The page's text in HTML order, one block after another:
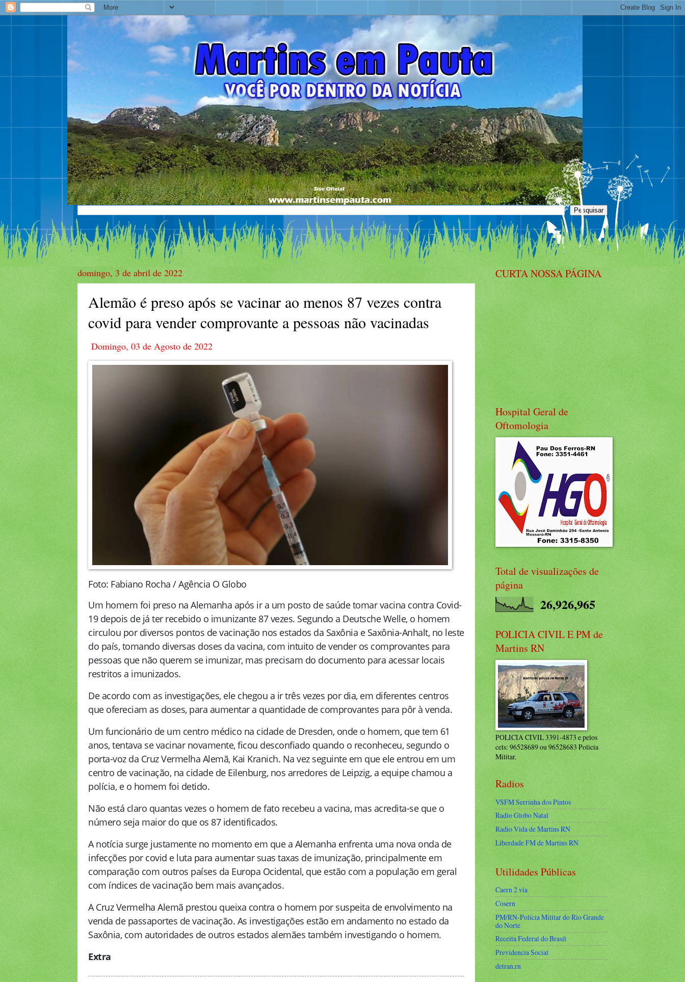
domingo, 3 de abril de 2022
Alemão é preso após se vacinar ao menos 87 vezes contra
covid para vender comprovante a pessoas não vacinadas
Domingo, 03 de Agosto de 2022
Foto: Fabiano Rocha / Agência O Globo
Um homem foi preso na Alemanha após ir a um posto de saúde tomar vacina contra Covid-
19 depois de já ter recebido o imunizante 87 vezes. Segundo a Deutsche Welle, o homem
circulou por diversos pontos de vacinação nos estados da Saxônia e Saxônia-Anhalt, no leste
do país, tomando diversas doses da vacina, com intuito de vender os comprovantes para
pessoas que não querem se imunizar, mas precisam do documento para acessar locais
restritos a imunizados.
De acordo com as investigações, ele chegou a ir três vezes por dia, em diferentes centros
que ofereciam as doses, para aumentar a quantidade de comprovantes para pôr à venda.
Um funcionário de um centro médico na cidade de Dresden, onde o homem, que tem 61
anos, tentava se vacinar novamente, ficou desconfiado quando o reconheceu, segundo o
porta-voz da Cruz Vermelha Alemã, Kai Kranich. Na vez seguinte em que ele entrou em um
centro de vacinação, na cidade de Eilenburg, nos arredores de Leipzig, a equipe chamou a
polícia, e o homem foi detido.
Não está claro quantas vezes o homem de fato recebeu a vacina, mas acredita-se que o
número seja maior do que os 87 identificados.
A notícia surge justamente no momento em que a Alemanha enfrenta uma nova onda de
infecções por covid e luta para aumentar suas taxas de imunização, principalmente em
comparação com outros países da Europa Ocidental, que estão com a população em geral
com índices de vacinação bem mais avançados.
A Cruz Vermelha Alemã prestou queixa contra o homem por suspeita de envolvimento na
venda de passaportes de vacinação. As investigações estão em andamento no estado da
Saxônia, com autoridades de outros estados alemães também investigando o homem.
Extra
CURTA NOSSA PÁGINA
Hospital Geral de
Oftomologia
Total de visualizações de
página
26,926,965
POLICIA CIVIL E PM de
Martins RN
POLICIA CIVIL 3391-4873 e pelos
cels: 96528689 ou 96528683 Policia
Militar.
Radios
VSFM Serrinha dos Pintos
Radio Globo Natal
Radio Vida de Martins RN
Liberdade FM de Martins RN
Utilidades Públicas
Caern 2 via
Cosern
PM/RN-Polícia Militar do Rio Grande
do Norte
Receita Federal do Brasíl
Previdencia Social
detran.rn